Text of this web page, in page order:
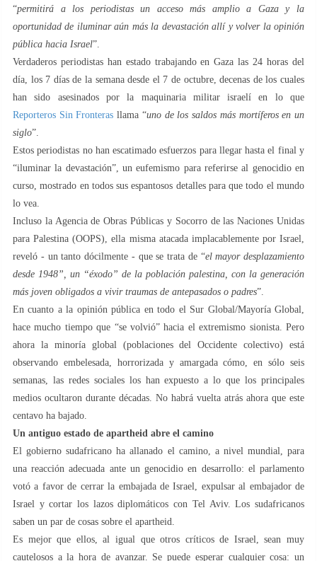
“permitirá a los periodistas un acceso más amplio a Gaza y la
oportunidad de iluminar aún más la devastación allí y volver la opinión
pública hacia Israel”.
Verdaderos periodistas han estado trabajando en Gaza las 24 horas del
día, los 7 días de la semana desde el 7 de octubre, decenas de los cuales
han sido asesinados por la maquinaria militar israelí en lo que
Reporteros Sin Fronteras llama “uno de los saldos más mortíferos en un
siglo”.
Estos periodistas no han escatimado esfuerzos para llegar hasta el final y
“iluminar la devastación”, un eufemismo para referirse al genocidio en
curso, mostrado en todos sus espantosos detalles para que todo el mundo
lo vea.
Incluso la Agencia de Obras Públicas y Socorro de las Naciones Unidas
para Palestina (OOPS), ella misma atacada implacablemente por Israel,
reveló - un tanto dócilmente - que se trata de “el mayor desplazamiento
desde 1948”, un “éxodo” de la población palestina, con la generación
más joven obligados a vivir traumas de antepasados ​​o padres”.
En cuanto a la opinión pública en todo el Sur Global/Mayoría Global,
hace mucho tiempo que “se volvió” hacia el extremismo sionista. Pero
ahora la minoría global (poblaciones del Occidente colectivo) está
observando embelesada, horrorizada y amargada cómo, en sólo seis
semanas, las redes sociales los han expuesto a lo que los principales
medios ocultaron durante décadas. No habrá vuelta atrás ahora que este
centavo ha bajado.
Un antiguo estado de apartheid abre el camino
El gobierno sudafricano ha allanado el camino, a nivel mundial, para
una reacción adecuada ante un genocidio en desarrollo: el parlamento
votó a favor de cerrar la embajada de Israel, expulsar al embajador de
Israel y cortar los lazos diplomáticos con Tel Aviv. Los sudafricanos
saben un par de cosas sobre el apartheid.
Es mejor que ellos, al igual que otros críticos de Israel, sean muy
cautelosos a la hora de avanzar. Se puede esperar cualquier cosa: un